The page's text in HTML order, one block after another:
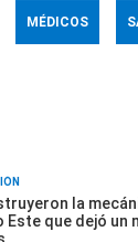
MÉDICOS
la
Este que dejó un